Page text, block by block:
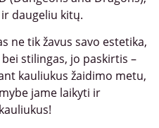
daugeliu kitų.
ne tik žavus savo estetika,
stilingas, jo paskirtis –
kauliukus žaidimo metu,
jame laikyti ir